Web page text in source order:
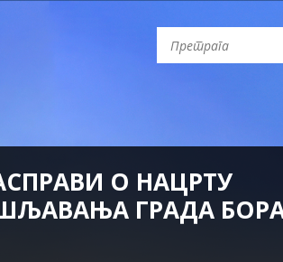
О НАЦРТУ
ГРАДА